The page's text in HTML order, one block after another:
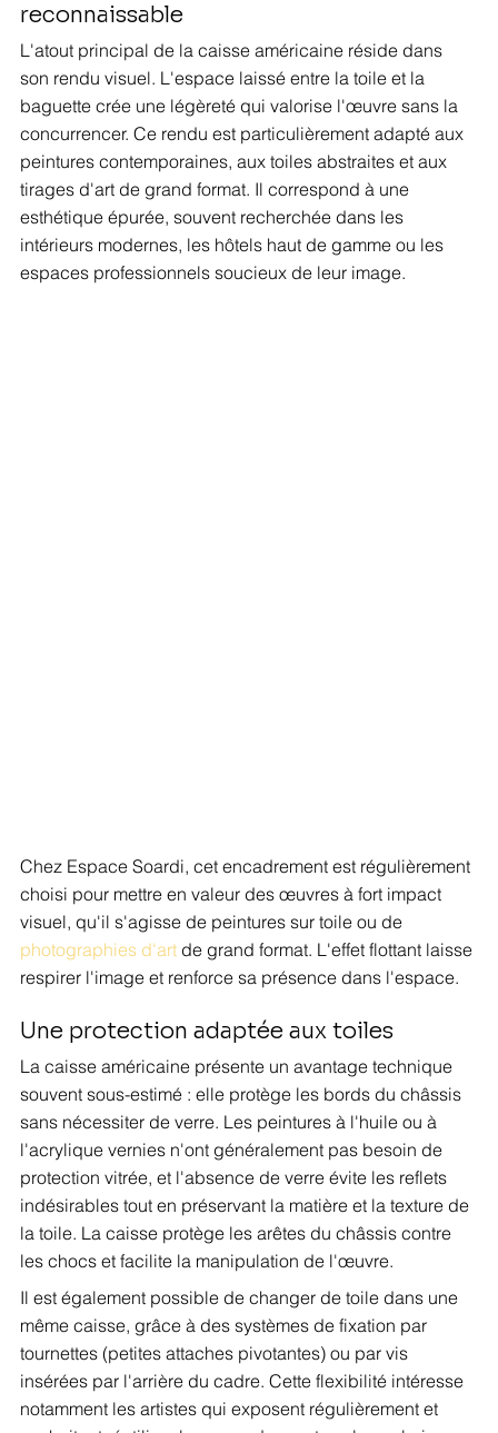
reconnaissable
L'atout principal de la caisse américaine réside dans
son rendu visuel. L'espace laissé entre la toile et la
baguette crée une légèreté qui valorise l'œuvre sans la
concurrencer. Ce rendu est particulièrement adapté aux
peintures contemporaines, aux toiles abstraites et aux
tirages d'art de grand format. Il correspond à une
esthétique épurée, souvent recherchée dans les
intérieurs modernes, les hôtels haut de gamme ou les
espaces professionnels soucieux de leur image.
Chez Espace Soardi, cet encadrement est régulièrement
choisi pour mettre en valeur des œuvres à fort impact
visuel, qu'il s'agisse de peintures sur toile ou de
photographies d'art de grand format. L'effet flottant laisse
respirer l'image et renforce sa présence dans l'espace.
Une protection adaptée aux toiles
La caisse américaine présente un avantage technique
souvent sous-estimé : elle protège les bords du châssis
sans nécessiter de verre. Les peintures à l'huile ou à
l'acrylique vernies n'ont généralement pas besoin de
protection vitrée, et l'absence de verre évite les reflets
indésirables tout en préservant la matière et la texture de
la toile. La caisse protège les arêtes du châssis contre
les chocs et facilite la manipulation de l'œuvre.
Il est également possible de changer de toile dans une
même caisse, grâce à des systèmes de fixation par
tournettes (petites attaches pivotantes) ou par vis
insérées par l'arrière du cadre. Cette flexibilité intéresse
notamment les artistes qui exposent régulièrement et